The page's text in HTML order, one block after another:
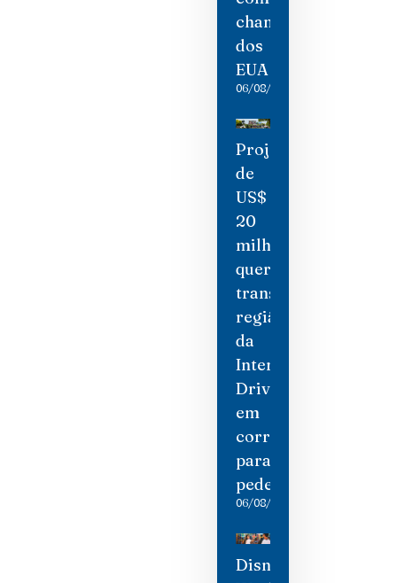
chantagem
dos
EUA
06/08/2026
Projeto
de
US$
20
milhões
quer
transformar
região
da
International
Drive
em
corredor
para
pedestres
06/08/2026
Disney